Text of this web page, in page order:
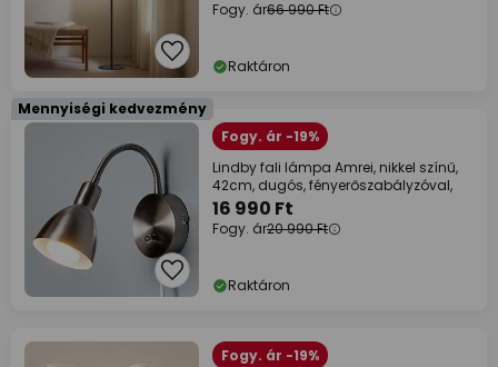
Fogy. ár66 990 Ft
Raktáron
Mennyiségi kedvezmény
Fogy. ár -19%
Lindby fali lámpa Amrei, nikkel színű,
42cm, dugós, fényerőszabályzóval,
16 990 Ft
Fogy. ár20 990 Ft
Raktáron
Fogy. ár -19%